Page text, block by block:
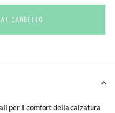
CARRELLO
per il comfort della calzatura